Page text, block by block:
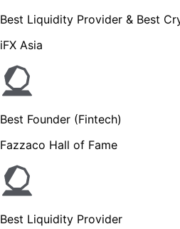
Best Liquidity Provider & Best
iFX Asia
Best Founder (Fintech)
Fazzaco Hall of Fame
Best Liquidity Provider